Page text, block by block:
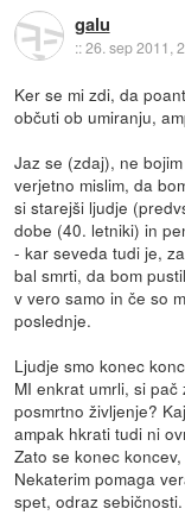
galu
::26. sep 2011,
Ker se mi zdi, da
občuti ob umiranju,
Jaz se (zdaj), ne
verjetno mislim, da
si starejši ljudje
dobe (40. letniki) in
- kar seveda tudi je,
bal smrti, da bom
v vero samo in če so
poslednje.
Ljudje smo konec
MI enkrat umrli, si
posmrtno življenje?
ampak hkrati tudi ni
Zato se konec
Nekaterim pomaga
spet, odraz sebičnosti.